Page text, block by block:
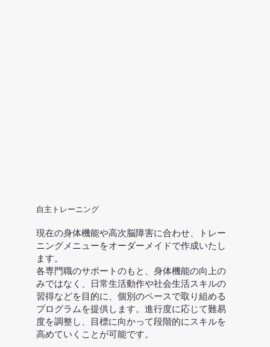
現在の身体機能や高次脳障害に合わせ、トレー
ニングメニューをオーダーメイドで作成いたし
ます。
​各専門職のサポートのもと、身体機能の向上の
みではなく、日常生活動作や社会生活スキルの
習得などを目的に、個別のペースで取り組める
プログラムを提供します。進行度に応じて難易
度を調整し、目標に向かって段階的にスキルを
高めていくことが可能です。
自主トレーニング